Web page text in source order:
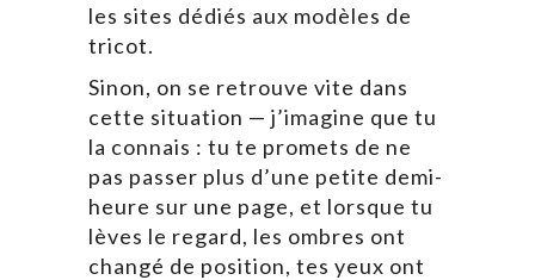
les sites dédiés aux modèles de
tricot.
Sinon, on se retrouve vite dans
cette situation — j’imagine que tu
la connais : tu te promets de ne
pas passer plus d’une petite demi-
heure sur une page, et lorsque tu
lèves le regard, les ombres ont
changé de position, tes yeux ont